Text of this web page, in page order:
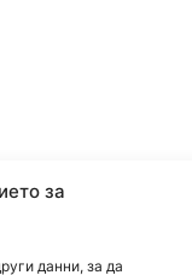
за
данни, за да